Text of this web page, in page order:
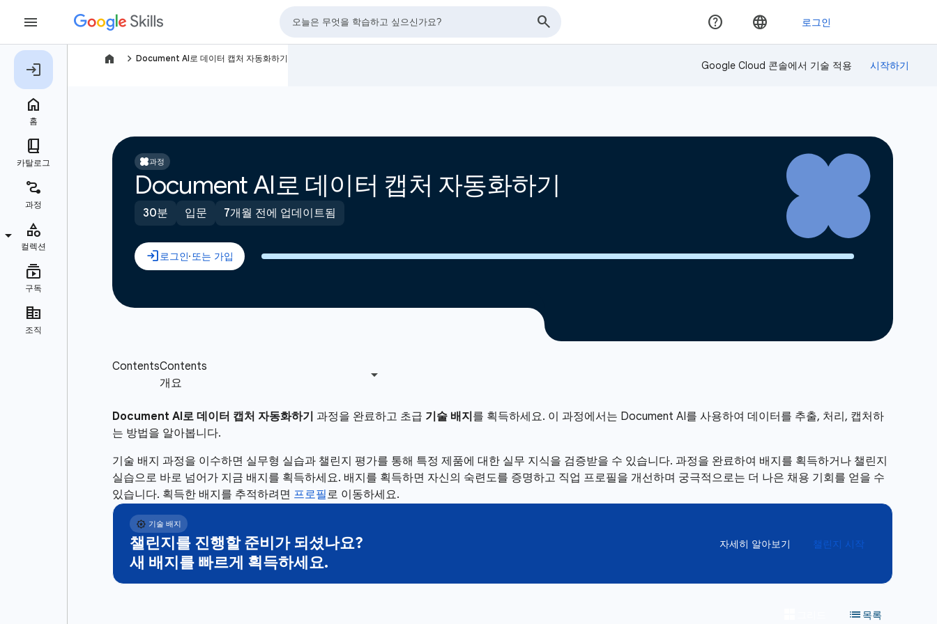
navigate_next Document AI로 데이터 캡처 자동화하기
Google Cloud 콘솔에서 기술 적용
과정
Document AI로 데이터 캡처 자동화하기
30분 입문 7개월 전에 업데이트됨
Document AI로 데이터 캡처 자동화하기 과정을 완료하고 초급 기술 배지 를 획득하세요. 이 과정에서는 Document AI를 사용하여 데이터를 추출, 처리, 캡처하
는 방법을 알아봅니다.
기술 배지 과정을 이수하면 실무형 실습과 챌린지 평가를 통해 특정 제품에 대한 실무 지식을 검증받을 수 있습니다. 과정을 완료하여 배지를 획득하거나 챌린지
실습으로 바로 넘어가 지금 배지를 획득하세요. 배지를 획득하면 자신의 숙련도를 증명하고 직업 프로필을 개선하며 궁극적으로는 더 나은 채용 기회를 얻을 수
있습니다. 획득한 배지를 추적하려면 프로필로 이동하세요.
챌린지를 진행할 준비가 되셨나요?
새 배지를 빠르게 획득하세요.
자세히 알아보기 챌린지 시작